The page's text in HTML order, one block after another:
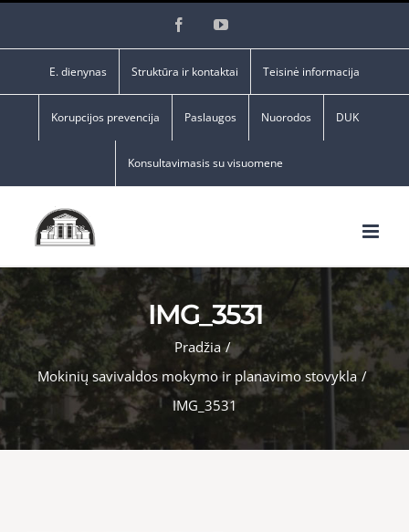
FacebookYouTube
E. dienynas Struktūra ir kontaktai Teisinė informacija
Korupcijos prevencija Paslaugos Nuorodos DUK
Konsultavimasis su visuomene
IMG_3531
Pradžia /
Mokinių savivaldos mokymo ir planavimo stovykla /
IMG_3531